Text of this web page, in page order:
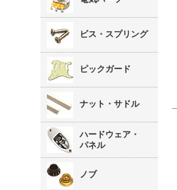
ビス・スプリング
ピックガード
ナット・サドル
ハードウェア・
パネル
ノブ